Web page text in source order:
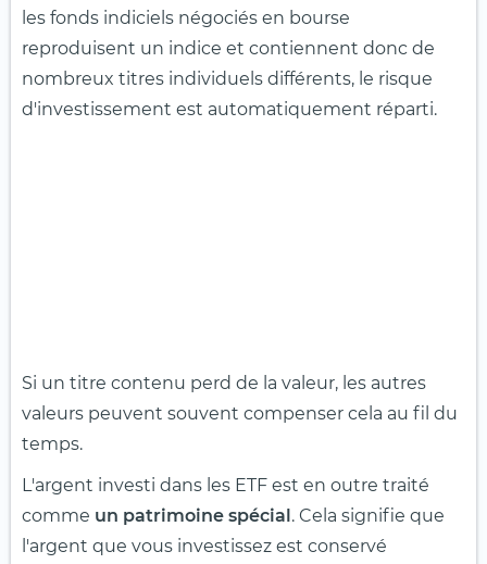
les fonds indiciels négociés en bourse
reproduisent un indice et contiennent donc de
nombreux titres individuels différents, le risque
d'investissement est automatiquement réparti.
Si un titre contenu perd de la valeur, les autres
valeurs peuvent souvent compenser cela au fil du
temps.
L'argent investi dans les ETF est en outre traité
comme un patrimoine spécial . Cela signifie que
l'argent que vous investissez est conservé